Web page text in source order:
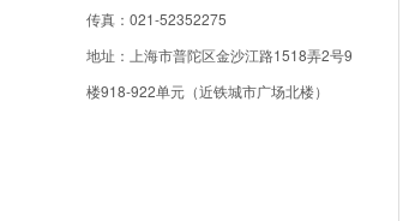
传真：021-52352275
地址：上海市普陀区金沙江路1518弄2号9
楼918-922单元（近铁城市广场北楼）